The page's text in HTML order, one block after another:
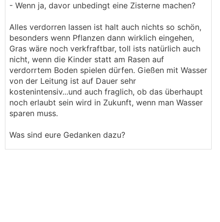
- Wenn ja, davor unbedingt eine Zisterne machen?
Alles verdorren lassen ist halt auch nichts so schön,
besonders wenn Pflanzen dann wirklich eingehen,
Gras wäre noch verkfraftbar, toll ists natürlich auch
nicht, wenn die Kinder statt am Rasen auf
verdorrtem Boden spielen dürfen. Gießen mit Wasser
von der Leitung ist auf Dauer sehr
kostenintensiv...und auch fraglich, ob das überhaupt
noch erlaubt sein wird in Zukunft, wenn man Wasser
sparen muss.
Was sind eure Gedanken dazu?